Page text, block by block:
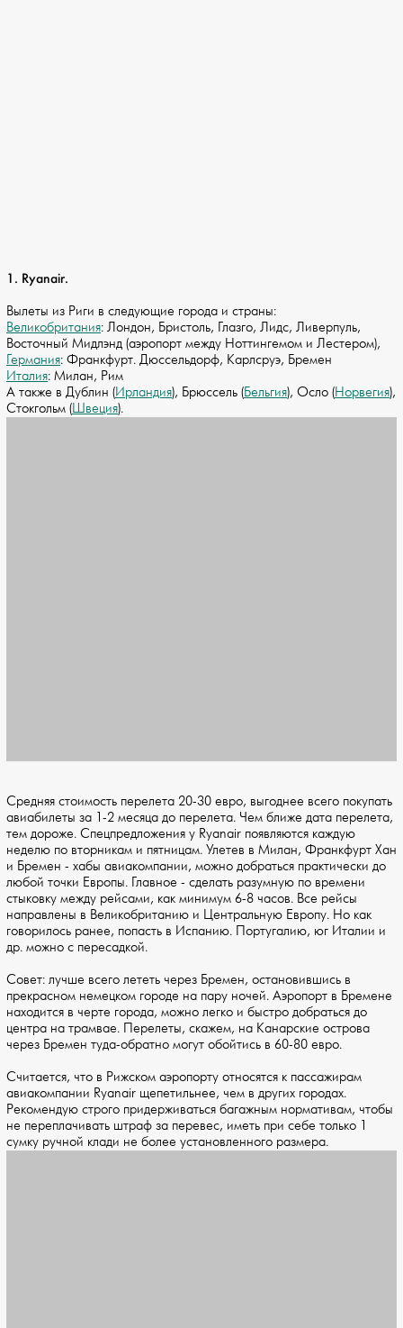
1. Ryanair.
Вылеты из Риги в следующие города и страны:
Великобритания: Лондон, Бристоль, Глазго, Лидс, Ливерпуль,
Восточный Мидлэнд (аэропорт между Ноттингемом и Лестером),
Германия: Франкфурт. Дюссельдорф, Карлсруэ, Бремен
Италия: Милан, Рим
А также в Дублин (Ирландия), Брюссель (Бельгия), Осло (Норвегия),
Стокгольм (Швеция).
Средняя стоимость перелета 20-30 евро, выгоднее всего покупать
авиабилеты за 1-2 месяца до перелета. Чем ближе дата перелета,
тем дороже. Спецпредложения у Ryanair появляются каждую
неделю по вторникам и пятницам. Улетев в Милан, Франкфурт Хан
и Бремен - хабы авиакомпании, можно добраться практически до
любой точки Европы. Главное - сделать разумную по времени
стыковку между рейсами, как минимум 6-8 часов. Все рейсы
направлены в Великобританию и Центральную Европу. Но как
говорилось ранее, попасть в Испанию. Португалию, юг Италии и
др. можно с пересадкой.
Совет: лучше всего лететь через Бремен, остановившись в
прекрасном немецком городе на пару ночей. Аэропорт в Бремене
находится в черте города, можно легко и быстро добраться до
центра на трамвае. Перелеты, скажем, на Канарские острова
через Бремен туда-обратно могут обойтись в 60-80 евро.
Считается, что в Рижском аэропорту относятся к пассажирам
авиакомпании Ryanair щепетильнее, чем в других городах.
Рекомендую строго придерживаться багажным нормативам, чтобы
не переплачивать штраф за перевес, иметь при себе только 1
сумку ручной клади не более установленного размера.